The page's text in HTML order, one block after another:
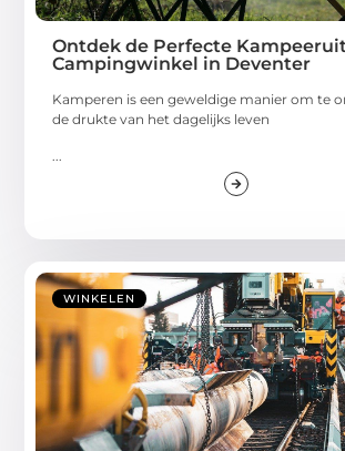
Ontdek de Perfecte
Campingwinkel in Deventer
Kamperen is een geweldige manier om te
de drukte van het dagelijks leven
WINKELEN